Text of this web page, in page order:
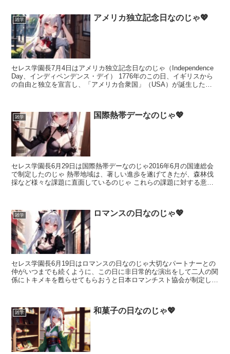
雑学 アメリカ独立記念日なのじゃ💖
セレス学園長7月4日はアメリカ独立記念日なのじゃ（Independence
Day、インディペンデンス・デイ） 1776年のこの日、イギリスから
の自由と独立を宣言し、「アメリカ合衆国」（USA）が誕生したの
雑学 国際熱帯デーなのじゃ💖
セレス学園長6月29日は国際熱帯デーなのじゃ2016年6月の国連総会
で制定したのじゃ 熱帯地域は、著しい進歩を遂げてきたが、森林伐
採など様々な課題に直面しているのじゃ これらの課題に対する意識
雑学 ロマンスの日なのじゃ💖
セレス学園長6月19日はロマンスの日なのじゃ大切なパートナーとの
仲がいつまでも続くように、この日に非日常的な演出をして二人の関
係にトキメキを甦らせてもらおうと日本ロマンチスト協会が制定した
雑学 和菓子の日なのじゃ💖